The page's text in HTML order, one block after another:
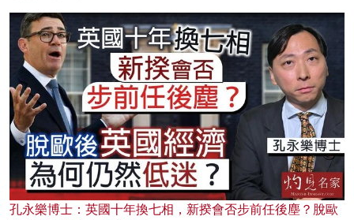
孔永樂博士：英國十年換七相，新揆會否步前任後塵？脫歐